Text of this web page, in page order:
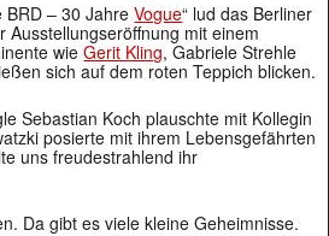
BRD – 30 JahreVogue“ lud das Berliner
Ausstellungseröffnung mit einem
wieGerit Kling, Gabriele Strehle
sich auf dem roten Teppich blicken.
Sebastian Koch plauschte mit Kollegin
posierte mit ihrem Lebensgefährten
uns freudestrahlend ihr
Da gibt es viele kleine Geheimnisse.